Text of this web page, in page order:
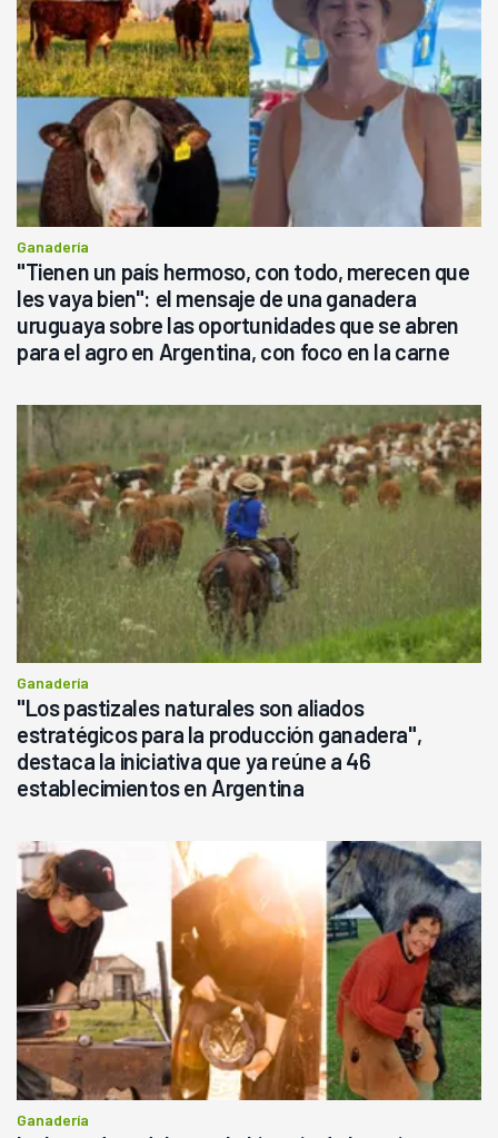
Ganadería
"Tienen un país hermoso, con todo, merecen que
les vaya bien": el mensaje de una ganadera
uruguaya sobre las oportunidades que se abren
para el agro en Argentina, con foco en la carne
Ganadería
"Los pastizales naturales son aliados
estratégicos para la producción ganadera",
destaca la iniciativa que ya reúne a 46
establecimientos en Argentina
Ganadería